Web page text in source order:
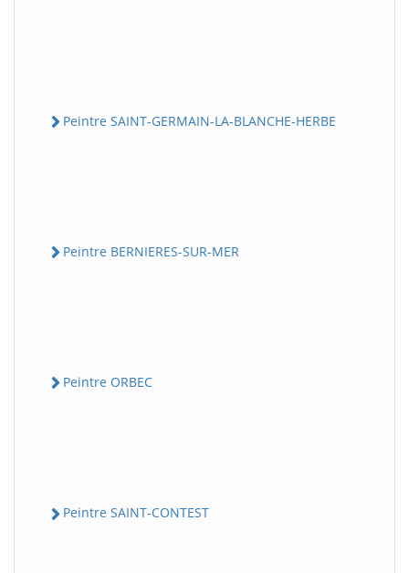
Peintre SAINT-GERMAIN-LA-BLANCHE-HERBE
Peintre BERNIERES-SUR-MER
Peintre ORBEC
Peintre SAINT-CONTEST